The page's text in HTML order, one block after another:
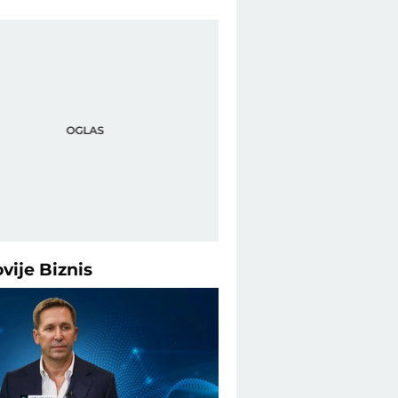
Biznis